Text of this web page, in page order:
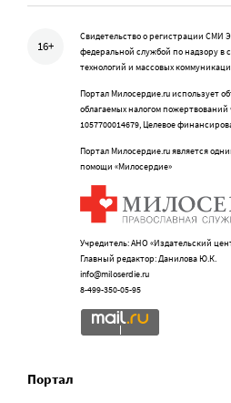
16+
Свидетельство о регистрации СМИ
федеральной службой по надзору
технологий и массовых
Портал Милосердие.ru использует
облагаемых налогом
1057700014679, Целевое
Портал Милосердие.ru является
помощи «Милосердие»
Учредитель: АНО «Издательский
Главный редактор: Данилова Ю.К.
info@miloserdie.ru
8-499-350-05-95
Портал